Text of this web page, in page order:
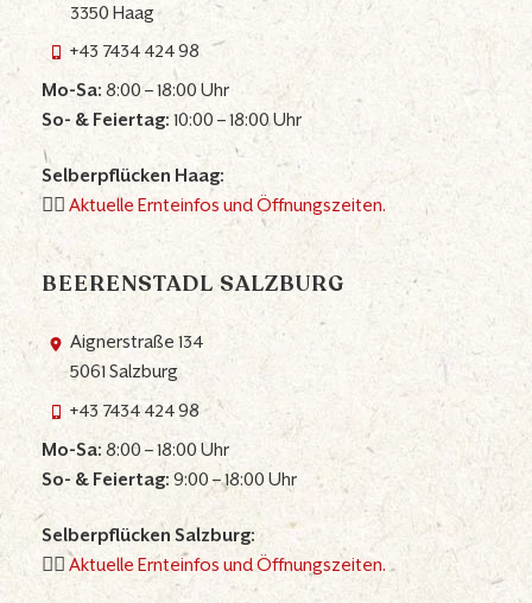
3350 Haag
+43 7434 424 98
Mo-Sa:8:00 – 18:00 Uhr
So- & Feiertag:10:00 – 18:00 Uhr
Selberpflücken Haag:
👉🏼Aktuelle Ernteinfos und Öffnungszeiten.
BEERENSTADL SALZBURG
Aignerstraße 134
5061 Salzburg
+43 7434 424 98
Mo-Sa:8:00 – 18:00 Uhr
So- & Feiertag:9:00 – 18:00 Uhr
Selberpflücken Salzburg:
👉🏼Aktuelle Ernteinfos und Öffnungszeiten.